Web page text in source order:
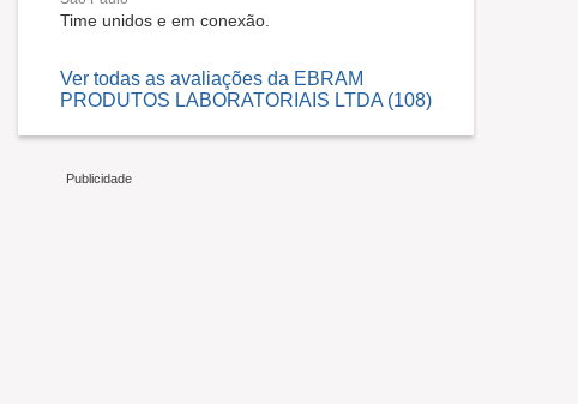
Time unidos e em conexão.
Ver todas as avaliações da EBRAM
PRODUTOS LABORATORIAIS LTDA (108)